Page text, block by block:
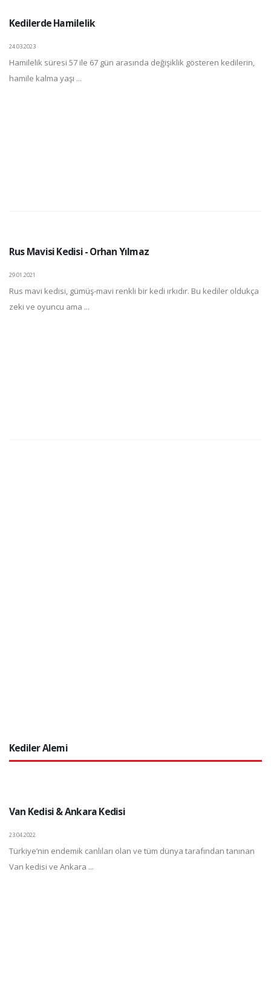
Kedilerde Hamilelik
24.03.2023
Hamilelik süresi 57 ile 67 gün arasında değişiklik gösteren kedilerin,
hamile kalma yaşı ...
Rus Mavisi Kedisi - Orhan Yılmaz
29.01.2021
Rus mavi kedisi, gümüş-mavi renkli bir kedi ırkıdır. Bu kediler oldukça
zeki ve oyuncu ama ...
Kediler Alemi
Van Kedisi & Ankara Kedisi
23.04.2022
Türkiye’nin endemik canlıları olan ve tüm dünya tarafından tanınan
Van kedisi ve Ankara ...